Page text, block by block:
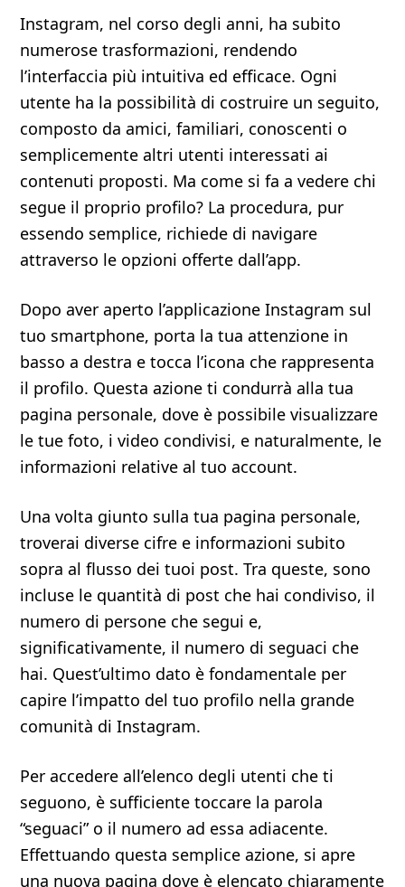
Instagram, nel corso degli anni, ha subito
numerose trasformazioni, rendendo
l’interfaccia più intuitiva ed efficace. Ogni
utente ha la possibilità di costruire un seguito,
composto da amici, familiari, conoscenti o
semplicemente altri utenti interessati ai
contenuti proposti. Ma come si fa a vedere chi
segue il proprio profilo? La procedura, pur
essendo semplice, richiede di navigare
attraverso le opzioni offerte dall’app.
Dopo aver aperto l’applicazione Instagram sul
tuo smartphone, porta la tua attenzione in
basso a destra e tocca l’icona che rappresenta
il profilo. Questa azione ti condurrà alla tua
pagina personale, dove è possibile visualizzare
le tue foto, i video condivisi, e naturalmente, le
informazioni relative al tuo account.
Una volta giunto sulla tua pagina personale,
troverai diverse cifre e informazioni subito
sopra al flusso dei tuoi post. Tra queste, sono
incluse le quantità di post che hai condiviso, il
numero di persone che segui e,
significativamente, il numero di seguaci che
hai. Quest’ultimo dato è fondamentale per
capire l’impatto del tuo profilo nella grande
comunità di Instagram.
Per accedere all’elenco degli utenti che ti
seguono, è sufficiente toccare la parola
“seguaci” o il numero ad essa adiacente.
Effettuando questa semplice azione, si apre
una nuova pagina dove è elencato chiaramente